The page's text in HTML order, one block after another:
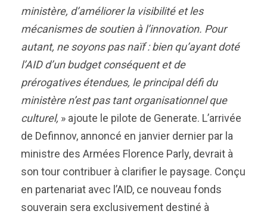
ministère, d’améliorer la visibilité et les
mécanismes de soutien à l’innovation. Pour
autant, ne soyons pas naïf : bien qu’ayant doté
l’AID d’un budget conséquent et de
prérogatives étendues, le principal défi du
ministère n’est pas tant organisationnel que
culturel, » ajoute le pilote de Generate. L’arrivée
de Definnov, annoncé en janvier dernier par la
ministre des Armées Florence Parly, devrait à
son tour contribuer à clarifier le paysage. Conçu
en partenariat avec l’AID, ce nouveau fonds
souverain sera exclusivement destiné à